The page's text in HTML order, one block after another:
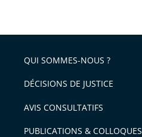
l'article
pour
avant
QUI SOMMES-NOUS ?
DÉCISIONS DE JUSTICE
AVIS CONSULTATIFS
PUBLICATIONS & COLLOQUES